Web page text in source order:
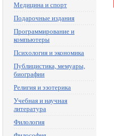
Медицина и спорт
Подарочные издания
Программирование и
компьютеры
Психология и экономика
Публицистика, мемуары,
биографии
Религия и эзотерика
Учебная и научная
литература
Филология